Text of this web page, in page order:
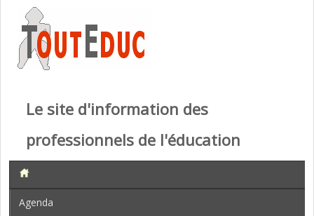
Le site d'information des
professionnels de l'éducation
Agenda